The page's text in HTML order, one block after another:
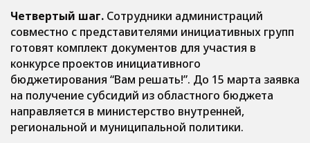
Четвертый шаг. Сотрудники администраций
совместно с представителями инициативных групп
готовят комплект документов для участия в
конкурсе проектов инициативного
бюджетирования “Вам решать!”. До 15 марта заявка
на получение субсидий из областного бюджета
направляется в министерство внутренней,
региональной и муниципальной политики.